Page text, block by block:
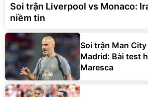
Soi trận Liverpool vs Monaco:
niềm tin
Soi trận Man
Madrid: Bài test
Maresca